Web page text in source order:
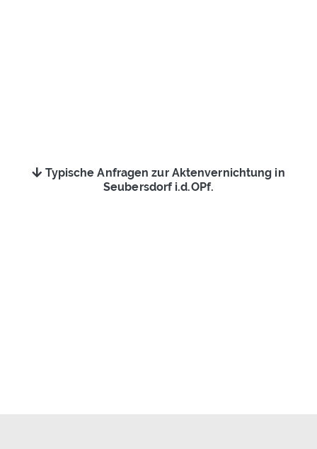
Typische Anfragen zur Aktenvernichtung in
Seubersdorf i.d.OPf.